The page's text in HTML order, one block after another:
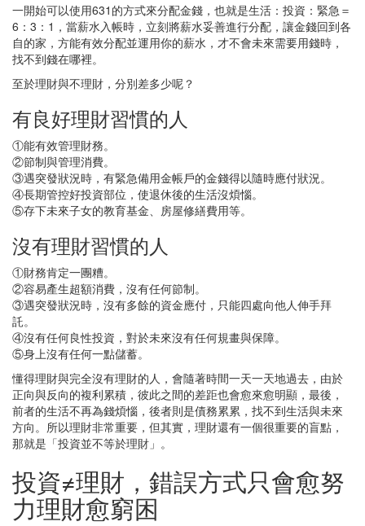
一開始可以使用631的方式來分配金錢，也就是生活：投資：緊急＝
6：3：1，當薪水入帳時，立刻將薪水妥善進行分配，讓金錢回到各
自的家，方能有效分配並運用你的薪水，才不會未來需要用錢時，
找不到錢在哪裡。
至於理財與不理財，分別差多少呢？
有良好理財習慣的人
①能有效管理財務。
②節制與管理消費。
③遇突發狀況時，有緊急備用金帳戶的金錢得以隨時應付狀況。
④長期管控好投資部位，使退休後的生活沒煩惱。
⑤存下未來子女的教育基金、房屋修繕費用等。
沒有理財習慣的人
①財務肯定一團糟。
②容易產生超額消費，沒有任何節制。
③遇突發狀況時，沒有多餘的資金應付，只能四處向他人伸手拜
託。
④沒有任何良性投資，對於未來沒有任何規畫與保障。
⑤身上沒有任何一點儲蓄。
懂得理財與完全沒有理財的人，會隨著時間一天一天地過去，由於
正向與反向的複利累積，彼此之間的差距也會愈來愈明顯，最後，
前者的生活不再為錢煩惱，後者則是債務累累，找不到生活與未來
方向。所以理財非常重要，但其實，理財還有一個很重要的盲點，
那就是「投資並不等於理財」。
投資≠理財，錯誤方式只會愈努
力理財愈窮困